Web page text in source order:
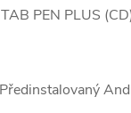
PEN PLUS
Předinstalovaný